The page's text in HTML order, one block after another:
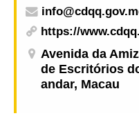
https://
Avenida da
de Escritórios
andar, Macau